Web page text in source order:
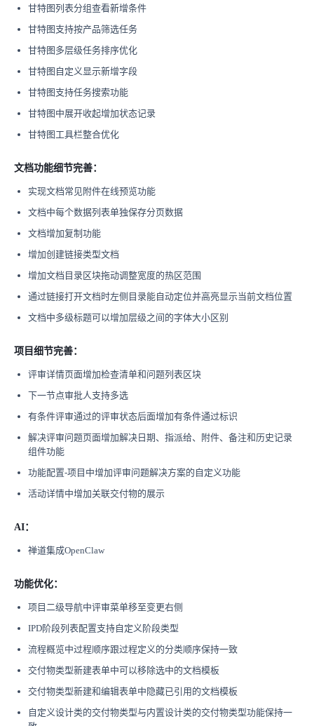
甘特图列表分组查看新增条件
甘特图支持按产品筛选任务
甘特图多层级任务排序优化
甘特图自定义显示新增字段
甘特图支持任务搜索功能
甘特图中展开收起增加状态记录
甘特图工具栏整合优化
文档功能细节完善：
实现文档常见附件在线预览功能
文档中每个数据列表单独保存分页数据
文档增加复制功能
增加创建链接类型文档
增加文档目录区块拖动调整宽度的热区范围
通过链接打开文档时左侧目录能自动定位并高亮显示当前文档位置
文档中多级标题可以增加层级之间的字体大小区别
项目细节完善：
评审详情页面增加检查清单和问题列表区块
下一节点审批人支持多选
有条件评审通过的评审状态后面增加有条件通过标识
解决评审问题页面增加解决日期、指派给、附件、备注和历史记录
组件功能
功能配置-项目中增加评审问题解决方案的自定义功能
活动详情中增加关联交付物的展示
AI：
禅道集成OpenClaw
功能优化：
项目二级导航中评审菜单移至变更右侧
IPD阶段列表配置支持自定义阶段类型
流程概览中过程顺序跟过程定义的分类顺序保持一致
交付物类型新建表单中可以移除选中的文档模板
交付物类型新建和编辑表单中隐藏已引用的文档模板
自定义设计类的交付物类型与内置设计类的交付物类型功能保持一